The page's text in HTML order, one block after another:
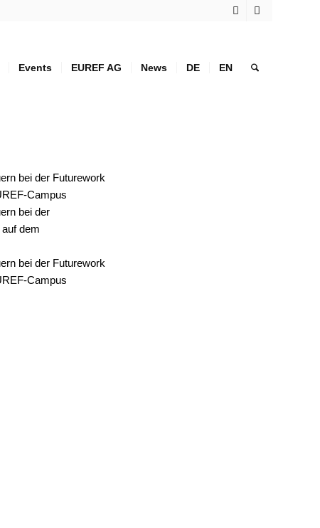
Events EUREF AG News DE EN